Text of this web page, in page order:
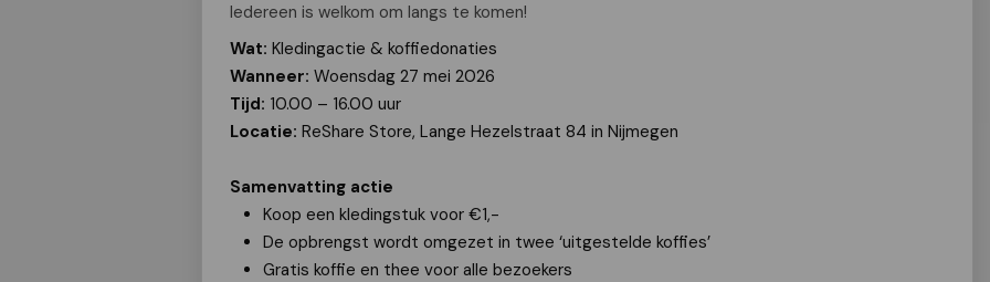
Iedereen is welkom om langs te komen!
Wat: Kledingactie & koffiedonaties
Wanneer: Woensdag 27 mei 2026
Tijd: 10.00 – 16.00 uur
Locatie: ReShare Store, Lange Hezelstraat 84 in Nijmegen
Samenvatting actie
Koop een kledingstuk voor €1,-
De opbrengst wordt omgezet in twee ‘uitgestelde koffies’
Gratis koffie en thee voor alle bezoekers